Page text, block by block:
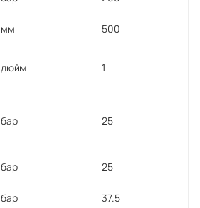
мм
500
дюйм 1
бар 25
бар
25
бар
37.5